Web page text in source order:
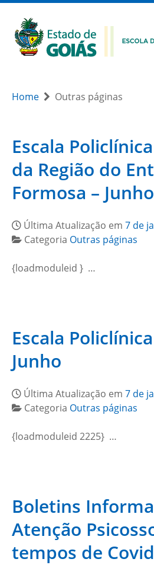
Home Outras páginas
Escala
da Região do
Formosa – Junho
Última Atualização em 7 de
Categoria Outras páginas
{loadmoduleid } …
Escala
Junho
Última Atualização em 7 de
Categoria Outras páginas
{loadmoduleid 2225} …
Boletins
Atenção
tempos de